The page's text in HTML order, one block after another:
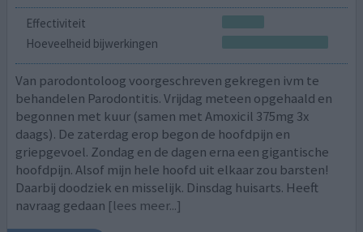
Effectiviteit
Hoeveelheid bijwerkingen
Van parodontoloog voorgeschreven gekregen ivm te
behandelen Parodontitis. Vrijdag meteen opgehaald en
begonnen met kuur (samen met Amoxicil 375mg 3x
daags). De zaterdag erop begon de hoofdpijn en
griepgevoel. Zondag en de dagen erna een gigantische
hoofdpijn. Alsof mijn hele hoofd uit elkaar zou barsten!
Daarbij doodziek en misselijk. Dinsdag huisarts. Heeft
navraag gedaan [lees meer...]